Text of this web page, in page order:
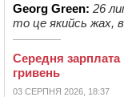
Georg Green: 26
то це якийсь жах,
Середня
гривень
03 СЕРПНЯ 2026, 18:37